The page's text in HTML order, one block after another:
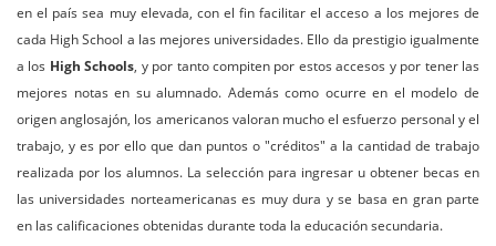
en el país sea muy elevada, con el fin facilitar el acceso a los mejores de
cada High School a las mejores universidades. Ello da prestigio igualmente
a los High Schools, y por tanto compiten por estos accesos y por tener las
mejores notas en su alumnado. Además como ocurre en el modelo de
origen anglosajón, los americanos valoran mucho el esfuerzo personal y el
trabajo, y es por ello que dan puntos o "créditos" a la cantidad de trabajo
realizada por los alumnos. La selección para ingresar u obtener becas en
las universidades norteamericanas es muy dura y se basa en gran parte
en las calificaciones obtenidas durante toda la educación secundaria.